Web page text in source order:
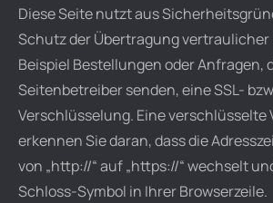
Diese Seite nutzt aus
Schutz der Übertragung vertraulicher
Beispiel Bestellungen oder Anfragen,
Seitenbetreiber senden, eine SSL-
Verschlüsselung. Eine verschlüsselte
erkennen Sie daran, dass die
von „http://“ auf „https://“ wechselt
Schloss-Symbol in Ihrer Browserzeile.